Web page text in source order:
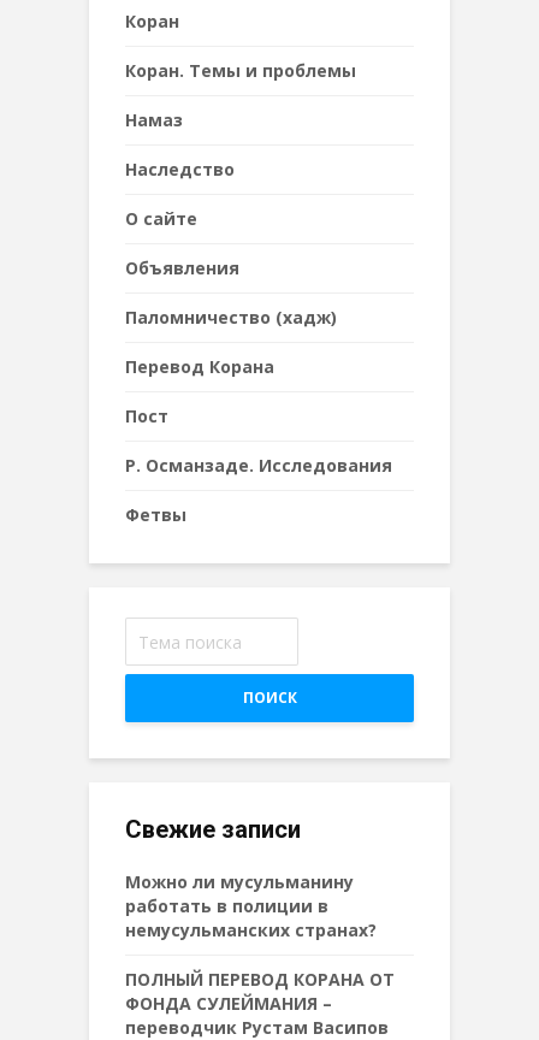
Коран
Коран. Темы и проблемы
Намаз
Наследствo
О сайте
Объявления
Паломничество (хадж)
Перевод Корана
Пост
Р. Османзаде. Исследования
Фетвы
ПОИСК
Свежие записи
Можно ли мусульманину
работать в полиции в
немусульманских странах?
ПОЛНЫЙ ПЕРЕВОД КОРАНА ОТ
ФОНДА СУЛЕЙМАНИЯ –
переводчик Рустам Васипов